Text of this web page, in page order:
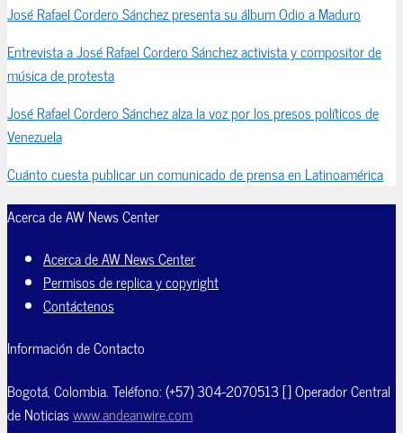
José Rafael Cordero Sánchez presenta su álbum Odio a Maduro
Entrevista a José Rafael Cordero Sánchez activista y compositor de
música de protesta
José Rafael Cordero Sánchez alza la voz por los presos políticos de
Venezuela
Cuánto cuesta publicar un comunicado de prensa en Latinoamérica
Acerca de AW News Center
Acerca de AW News Center
Permisos de replica y copyright
Contáctenos
Información de Contacto
Bogotá, Colombia. Teléfono: (+57) 304-2070513 [] Operador Central
de Noticiaswww.andeanwire.com